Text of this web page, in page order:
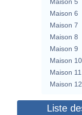
Maison 6
Maison 7
Maison 8
Maison 9
Maison 10
Maison 11
Maison 12
Liste